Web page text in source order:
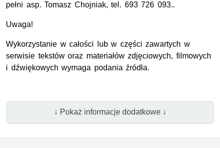
pełni asp. Tomasz Chojniak, tel. 693 726 093..
Uwaga!
Wykorzystanie w całości lub w części zawartych w
serwisie tekstów oraz materiałów zdjęciowych, filmowych
i dźwiękowych wymaga podania źródła.
↓ Pokaż informacje dodatkowe ↓